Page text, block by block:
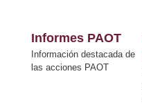
Informes PAOT
Información destacada de
las acciones PAOT